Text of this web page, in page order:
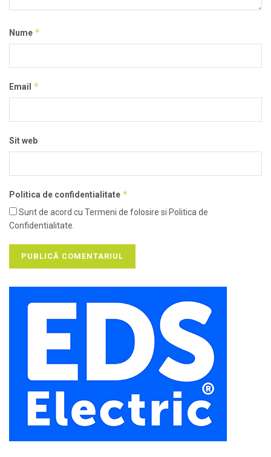
Nume *
Email *
Sit web
Politica de confidentialitate *
Sunt de acord cu Termeni de folosire si Politica de
Confidentialitate.